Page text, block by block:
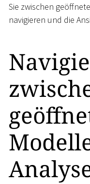
Sie zwischen
navigieren und die